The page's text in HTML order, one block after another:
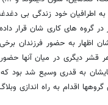
اطرافیان خود زندگی بی
گروه های کاری شان قرار
اظهار به حضور فرزندان
قشر دیگری در میان آنها
به قدری وسیع شد بود
اقدام به راه اندازی